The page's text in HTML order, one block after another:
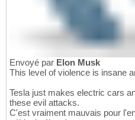
Envoyé par Elon Musk
This level of violence is insane
Tesla just makes electric cars
these evil attacks.
C'est vraiment mauvais pour